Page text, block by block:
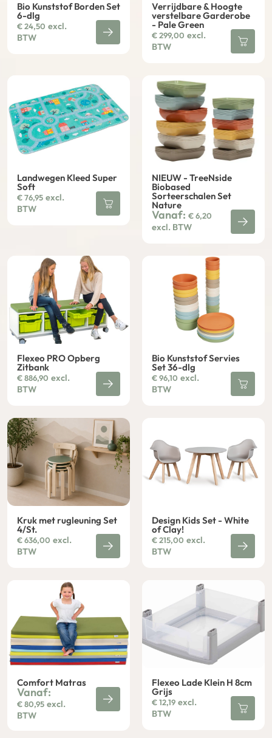
Bio Kunststof Borden Set
6-dlg
€24,50 excl.
BTW
Verrijdbare & Hoogte
verstelbare Garderobe
- Pale Green
€299,00 excl.
BTW
Landwegen Kleed Super
Soft
€76,95 excl.
BTW
NIEUW - TreeNside
Biobased
Sorteerschalen Set
Nature
Vanaf: €6,20
excl. BTW
Flexeo PRO Opberg
Zitbank
€886,90 excl.
BTW
Bio Kunststof Servies
Set 36-dlg
€96,10 excl.
BTW
Kruk met rugleuning Set
4/St.
€636,00 excl.
BTW
Design Kids Set - White
of Clay!
€215,00 excl.
BTW
Comfort Matras
Vanaf:
€80,95 excl.
BTW
Flexeo Lade Klein H 8cm
Grijs
€12,19 excl.
BTW